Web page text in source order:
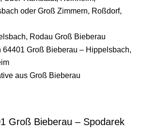
oder Groß Zimmern, Roßdorf,
Rodau Groß Bieberau
64401 Groß Bieberau – Hippelsbach,
aus Groß Bieberau
Groß Bieberau – Spodarek